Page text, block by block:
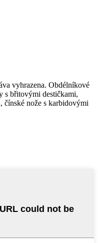
vyhrazena. Obdélníkové
s břitovými destičkami,
čínské nože s karbidovými